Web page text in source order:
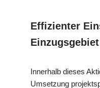
Effizienter
Innerhalb dieses
Umsetzung